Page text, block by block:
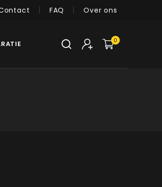
FAQ Over ons
0